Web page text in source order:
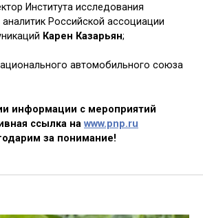
Института исследования
аналитик Российской ассоциации
Карен Казарьян;
автомобильного союза
информации с мероприятий
ссылка на www.pnp.ru
за понимание!